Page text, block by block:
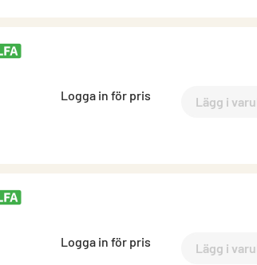
Logga in för pris Lägg i
`$
Logga in för pris Lägg i
`$